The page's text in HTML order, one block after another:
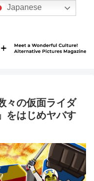
々の仮面ライダ
をはじめヤバす
Japanese